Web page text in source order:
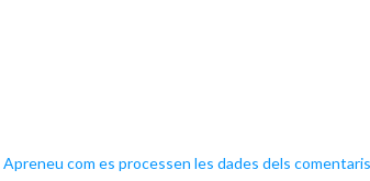
Apreneu com es processen les dades dels comentaris